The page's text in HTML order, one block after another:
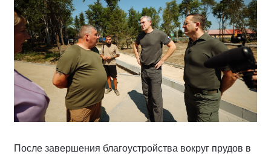
После завершения благоустройства вокруг прудов в